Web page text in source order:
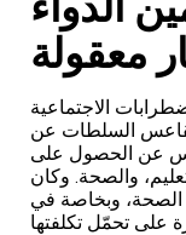
معقولة
الاجتماعية
تقاعس السلطات عن
عن الحصول على
والصحة. وكان
الصحة، وبخاصة في